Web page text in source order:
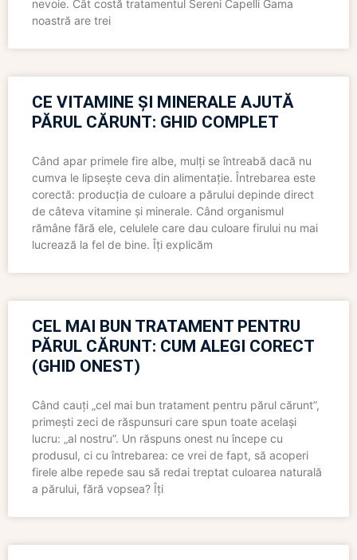
nevoie. Cât costă tratamentul Sereni Capelli Gama
noastră are trei
CE VITAMINE ȘI MINERALE AJUTĂ
PĂRUL CĂRUNT: GHID COMPLET
Când apar primele fire albe, mulți se întreabă dacă nu
cumva le lipsește ceva din alimentație. Întrebarea este
corectă: producția de culoare a părului depinde direct
de câteva vitamine și minerale. Când organismul
rămâne fără ele, celulele care dau culoare firului nu mai
lucrează la fel de bine. Îți explicăm
CEL MAI BUN TRATAMENT PENTRU
PĂRUL CĂRUNT: CUM ALEGI CORECT
(GHID ONEST)
Când cauți „cel mai bun tratament pentru părul cărunt”,
primești zeci de răspunsuri care spun toate același
lucru: „al nostru”. Un răspuns onest nu începe cu
produsul, ci cu întrebarea: ce vrei de fapt, să acoperi
firele albe repede sau să redai treptat culoarea naturală
a părului, fără vopsea? Îți